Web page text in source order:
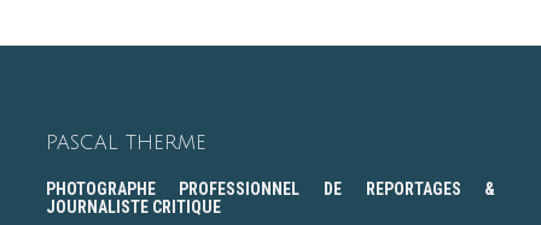
PASCAL THERME
PHOTOGRAPHE PROFESSIONNEL DE REPORTAGES &
JOURNALISTE CRITIQUE